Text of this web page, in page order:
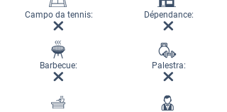
Campo da tennis:
Barbecue:
Dépendance:
Palestra: